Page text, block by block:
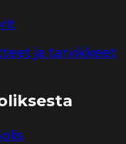
ja tarvikkeet